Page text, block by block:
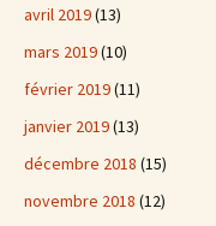
avril 2019(13)
mars 2019(10)
février 2019(11)
janvier 2019(13)
décembre 2018 (15)
novembre 2018 (12)